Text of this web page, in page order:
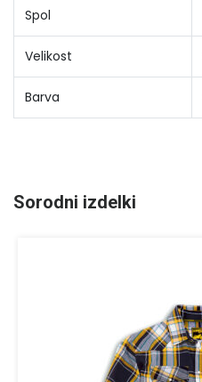
Spol
Velikost
Barva
Sorodni izdelki